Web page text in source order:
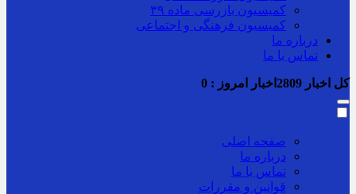
کمیسیون بازرسی ماده ۳۹
کمیسیون فرهنگی و اجتماعی
درباره ما
تماس با ما
کل اخبار اخبار امروز : 0
صفحه اصلی
درباره ما
تماس با ما
قوانین و مقررات